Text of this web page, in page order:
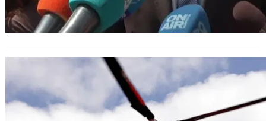
През януари в България ще
пристигне първият медицински
хеликоптер